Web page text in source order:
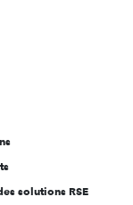
solutions RSE